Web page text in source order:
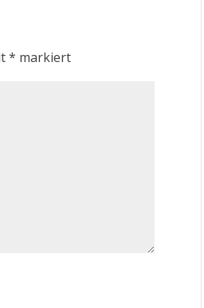
* markiert